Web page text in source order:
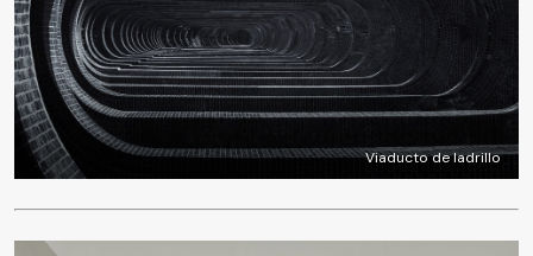
Viaducto de ladrillo